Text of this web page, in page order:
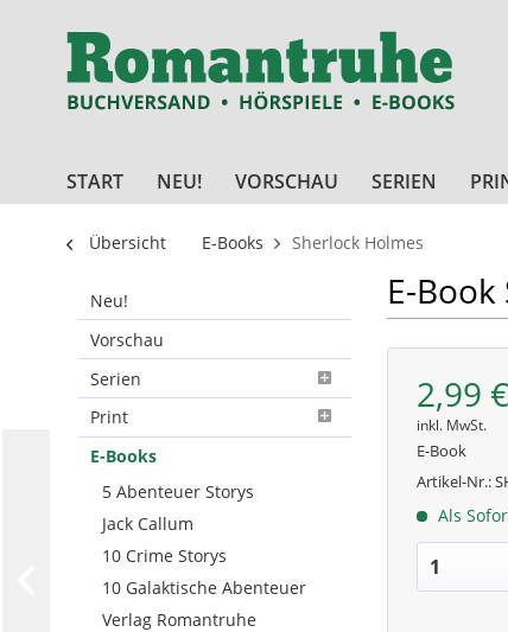
START NEU! VORSCHAU SERIEN
Übersicht E-Books Sherlock Holmes
Neu!
Vorschau
Serien
Print
E-Books
5 Abenteuer Storys
Jack Callum
10 Crime Storys
10 Galaktische Abenteuer
Verlag Romantruhe
E-
2,99
inkl. MwSt.
E-Book
Artikel-Nr.:
Als